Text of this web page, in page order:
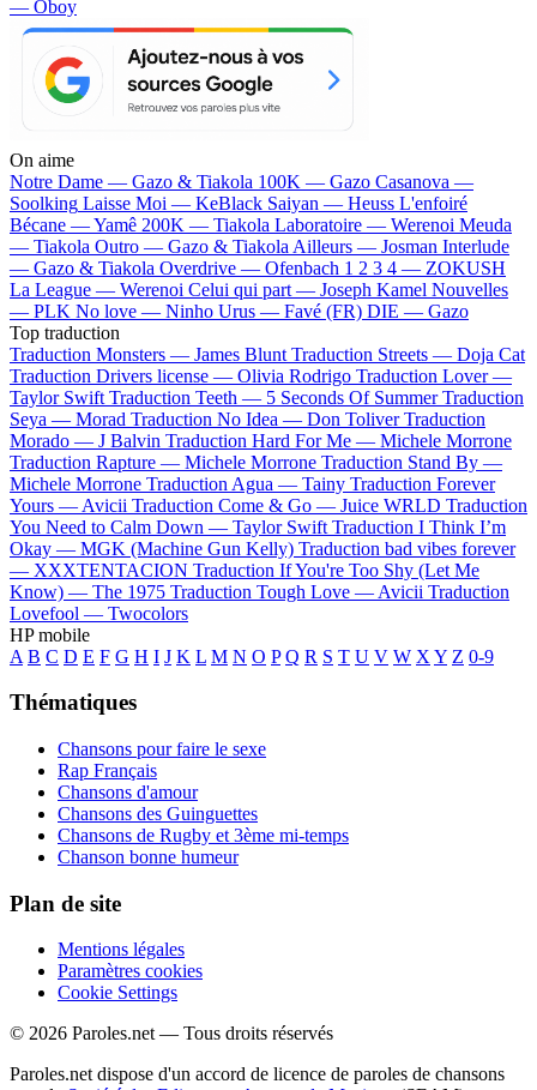
— Oboy
On aime
Notre Dame — Gazo & Tiakola 100K — Gazo Casanova —
Soolking Laisse Moi — KeBlack Saiyan — Heuss L'enfoiré
Bécane —Yamê 200K — Tiakola Laboratoire — Werenoi Meuda
— Tiakola Outro — Gazo & Tiakola Ailleurs — Josman Interlude
— Gazo & Tiakola Overdrive — Ofenbach 1 2 3 4 — ZOKUSH
La League — Werenoi Celui qui part — Joseph Kamel Nouvelles
— PLK No love — Ninho Urus — Favé (FR) DIE — Gazo
Top traduction
Traduction Monsters — James Blunt Traduction Streets — Doja Cat
Traduction Drivers license — Olivia Rodrigo Traduction Lover —
Taylor Swift Traduction Teeth — 5 Seconds Of Summer Traduction
Seya — Morad Traduction No Idea — Don Toliver Traduction
Morado — J Balvin Traduction Hard For Me — Michele Morrone
Traduction Rapture — Michele Morrone Traduction Stand By —
Michele Morrone Traduction Agua — Tainy Traduction Forever
Yours — Avicii Traduction Come & Go — Juice WRLD Traduction
You Need to Calm Down — Taylor Swift Traduction I Think I’m
Okay — MGK (Machine Gun Kelly) Traduction bad vibes forever
— XXXTENTACION Traduction If You're Too Shy (Let Me
Know) — The 1975 Traduction Tough Love — Avicii Traduction
Lovefool — Twocolors
HP mobile
A B C D E F G H I J K L M N O P Q R S T U V W X Y Z 0-9
Thématiques
Chansons pour faire le sexe
Rap Français
Chansons d'amour
Chansons des Guinguettes
Chansons de Rugby et 3ème mi-temps
Chanson bonne humeur
Plan de site
Mentions légales
Paramètres cookies
Cookie Settings
© 2026 Paroles.net — Tous droits réservés
Paroles.net dispose d'un accord de licence de paroles de chansons